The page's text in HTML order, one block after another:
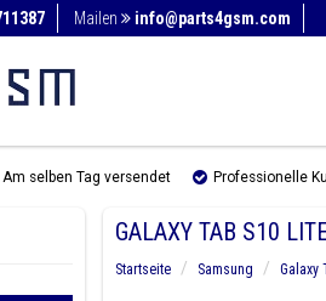
Mailen info@parts4gsm.com
selben Tag versendet Professionelle
GALAXY TAB S10
Startseite Samsung Galaxy